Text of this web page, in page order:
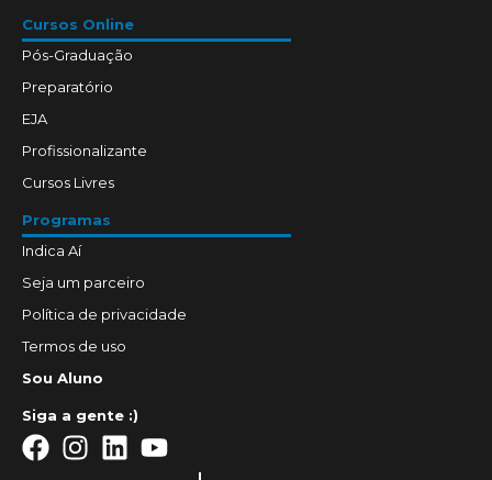
Cursos Online
Pós-Graduação
Preparatório
EJA
Profissionalizante
Cursos Livres
Programas
Indica Aí
Seja um parceiro
Política de privacidade
Termos de uso
Sou Aluno
Siga a gente :)